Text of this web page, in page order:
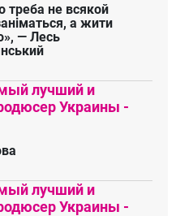
треба не всякой
а жити
— Лесь
лучший и
Украины -
лучший и
Украины -